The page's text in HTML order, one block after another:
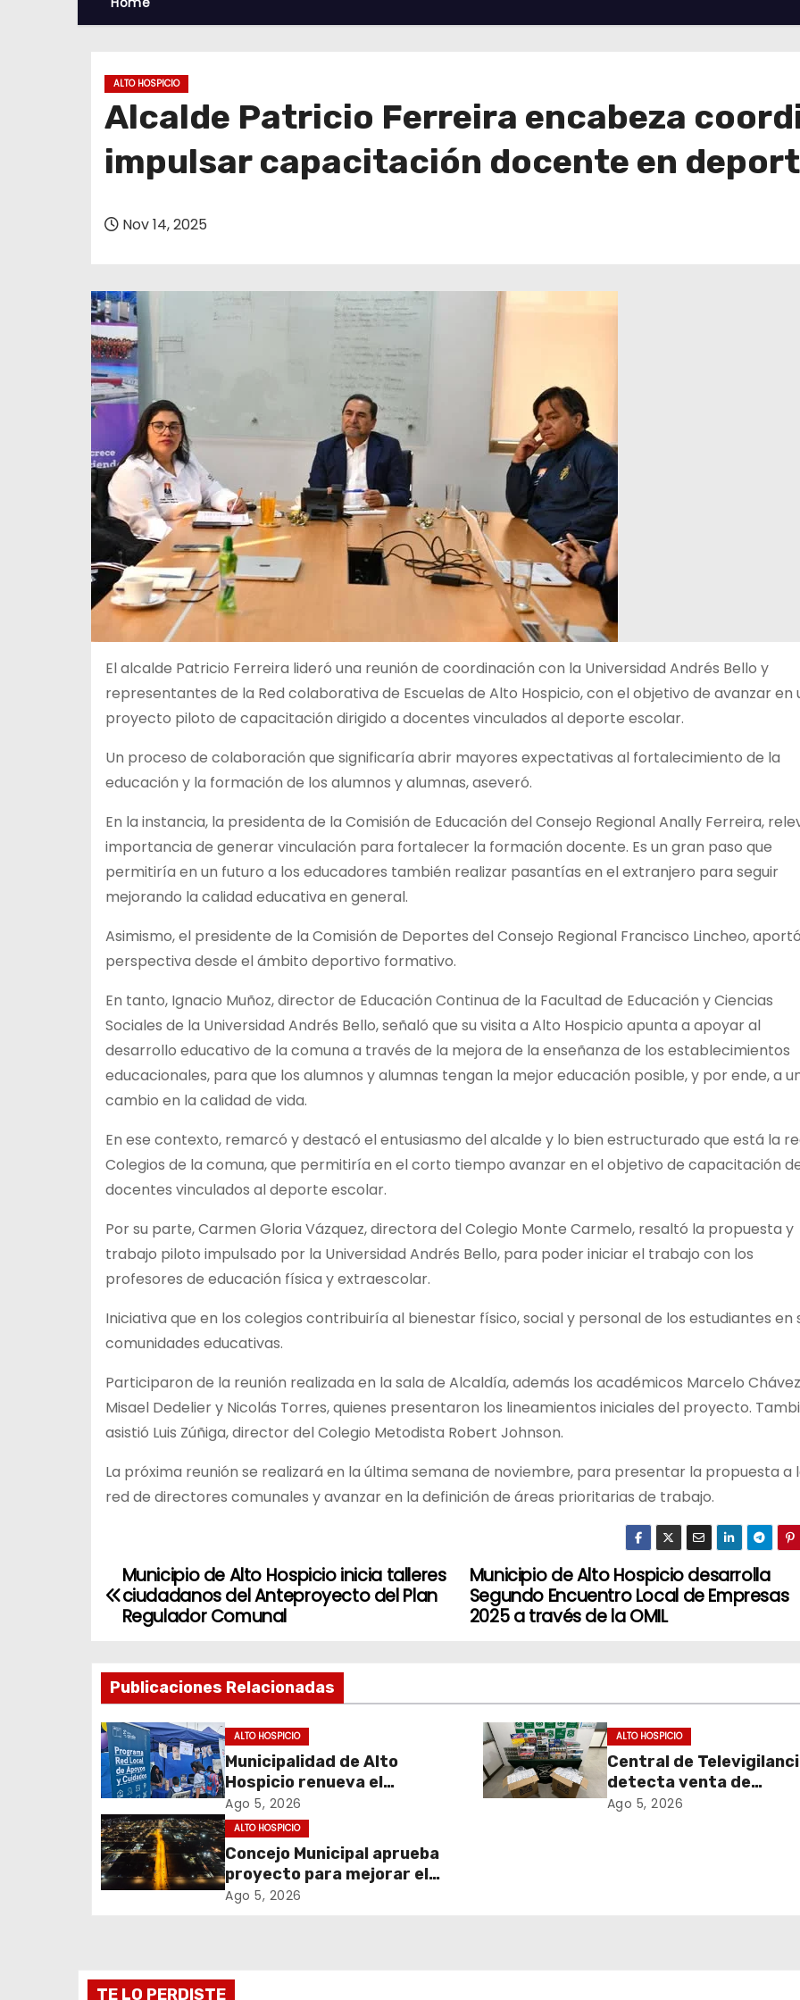
ALTO HOSPICIO
Alcalde Patricio Ferreira encabeza
impulsar capacitación docente en
Nov 14, 2025
El alcalde Patricio Ferreira lideró una reunión de coordinación con la Universidad Andrés Bello y
representantes de la Red colaborativa de Escuelas de Alto Hospicio, con el objetivo de avanzar en
proyecto piloto de capacitación dirigido a docentes vinculados al deporte escolar.
Un proceso de colaboración que significaría abrir mayores expectativas al fortalecimiento de la
educación y la formación de los alumnos y alumnas, aseveró.
En la instancia, la presidenta de la Comisión de Educación del Consejo Regional Anally Ferreira,
importancia de generar vinculación para fortalecer la formación docente. Es un gran paso que
permitiría en un futuro a los educadores también realizar pasantías en el extranjero para seguir
mejorando la calidad educativa en general.
Asimismo, el presidente de la Comisión de Deportes del Consejo Regional Francisco Lincheo,
perspectiva desde el ámbito deportivo formativo.
En tanto, Ignacio Muñoz, director de Educación Continua de la Facultad de Educación y Ciencias
Sociales de la Universidad Andrés Bello, señaló que su visita a Alto Hospicio apunta a apoyar al
desarrollo educativo de la comuna a través de la mejora de la enseñanza de los establecimientos
educacionales, para que los alumnos y alumnas tengan la mejor educación posible, y por ende, a
cambio en la calidad de vida.
En ese contexto, remarcó y destacó el entusiasmo del alcalde y lo bien estructurado que está la
Colegios de la comuna, que permitiría en el corto tiempo avanzar en el objetivo de capacitación
docentes vinculados al deporte escolar.
Por su parte, Carmen Gloria Vázquez, directora del Colegio Monte Carmelo, resaltó la propuesta y
trabajo piloto impulsado por la Universidad Andrés Bello, para poder iniciar el trabajo con los
profesores de educación física y extraescolar.
Iniciativa que en los colegios contribuiría al bienestar físico, social y personal de los estudiantes en
comunidades educativas.
Participaron de la reunión realizada en la sala de Alcaldía, además los académicos Marcelo
Misael Dedelier y Nicolás Torres, quienes presentaron los lineamientos iniciales del proyecto.
asistió Luis Zúñiga, director del Colegio Metodista Robert Johnson.
La próxima reunión se realizará en la última semana de noviembre, para presentar la propuesta a
red de directores comunales y avanzar en la definición de áreas prioritarias de trabajo.
N
e
g
a
c
i
ó
Municipio de Alto Hospicio desarrolla
Segundo Encuentro Local de Empresas
2025 a través de la OMIL
Municipio de Alto Hospicio inicia talleres
ciudadanos del Anteproyecto del Plan
Regulador Comunal
Publicaciones Relacionadas
ALTO HOSPICIO
Municipalidad de Alto
Hospicio renueva el
Programa Red Local de
Apoyos y Cuidados
Ago 5, 2026
ALTO HOSPICIO
Central de
detecta venta de
cigarrillos de
Ago 5, 2026
ALTO HOSPICIO
Concejo Municipal aprueba
proyecto para mejorar el
alumbrado público del
Ago 5, 2026
TE LO PERDISTE